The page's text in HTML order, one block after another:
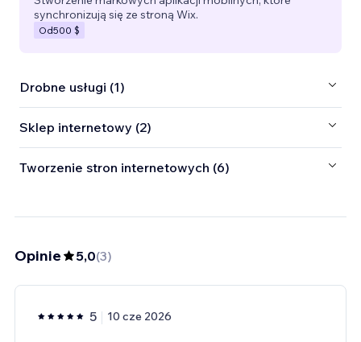
synchronizują się ze stroną Wix.
Od500 $
Drobne usługi (1)
Sklep internetowy (2)
Tworzenie stron internetowych (6)
Opinie 5,0(3)
5 10 cze 2026